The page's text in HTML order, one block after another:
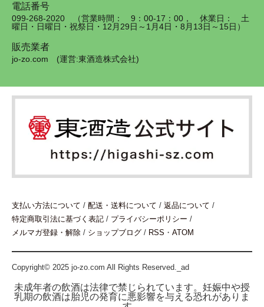
電話番号
099-268-2020 （営業時間： 9：00-17：00， 休業日： 土
曜日・日曜日・祝祭日・12月29日～1月4日・8月13日～15日）
販売業者
jo-zo.com (運営:東酒造株式会社)
支払い方法について / 配送・送料について / 返品について /
特定商取引法に基づく表記 / プライバシーポリシー /
メルマガ登録・解除 / ショップブログ / RSS ・ ATOM
Copyright© 2025 jo-zo.com All Rights Reserved._ad
未成年者の飲酒は法律で禁じられています。妊娠中や授
乳期の飲酒は胎児の発育に悪影響を与える恐れがありま